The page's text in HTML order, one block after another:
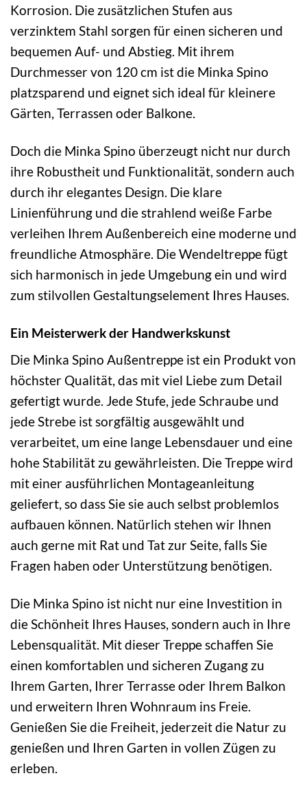
Korrosion. Die zusätzlichen Stufen aus
verzinktem Stahl sorgen für einen sicheren und
bequemen Auf- und Abstieg. Mit ihrem
Durchmesser von 120 cm ist die Minka Spino
platzsparend und eignet sich ideal für kleinere
Gärten, Terrassen oder Balkone.
Doch die Minka Spino überzeugt nicht nur durch
ihre Robustheit und Funktionalität, sondern auch
durch ihr elegantes Design. Die klare
Linienführung und die strahlend weiße Farbe
verleihen Ihrem Außenbereich eine moderne und
freundliche Atmosphäre. Die Wendeltreppe fügt
sich harmonisch in jede Umgebung ein und wird
zum stilvollen Gestaltungselement Ihres Hauses.
Ein Meisterwerk der Handwerkskunst
Die Minka Spino Außentreppe ist ein Produkt von
höchster Qualität, das mit viel Liebe zum Detail
gefertigt wurde. Jede Stufe, jede Schraube und
jede Strebe ist sorgfältig ausgewählt und
verarbeitet, um eine lange Lebensdauer und eine
hohe Stabilität zu gewährleisten. Die Treppe wird
mit einer ausführlichen Montageanleitung
geliefert, so dass Sie sie auch selbst problemlos
aufbauen können. Natürlich stehen wir Ihnen
auch gerne mit Rat und Tat zur Seite, falls Sie
Fragen haben oder Unterstützung benötigen.
Die Minka Spino ist nicht nur eine Investition in
die Schönheit Ihres Hauses, sondern auch in Ihre
Lebensqualität. Mit dieser Treppe schaffen Sie
einen komfortablen und sicheren Zugang zu
Ihrem Garten, Ihrer Terrasse oder Ihrem Balkon
und erweitern Ihren Wohnraum ins Freie.
Genießen Sie die Freiheit, jederzeit die Natur zu
genießen und Ihren Garten in vollen Zügen zu
erleben.